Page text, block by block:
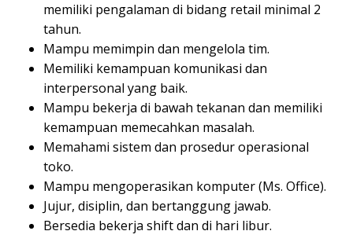
memiliki pengalaman di bidang retail minimal 2
tahun.
Mampu memimpin dan mengelola tim.
Memiliki kemampuan komunikasi dan
interpersonal yang baik.
Mampu bekerja di bawah tekanan dan memiliki
kemampuan memecahkan masalah.
Memahami sistem dan prosedur operasional
toko.
Mampu mengoperasikan komputer (Ms. Office).
Jujur, disiplin, dan bertanggung jawab.
Bersedia bekerja shift dan di hari libur.